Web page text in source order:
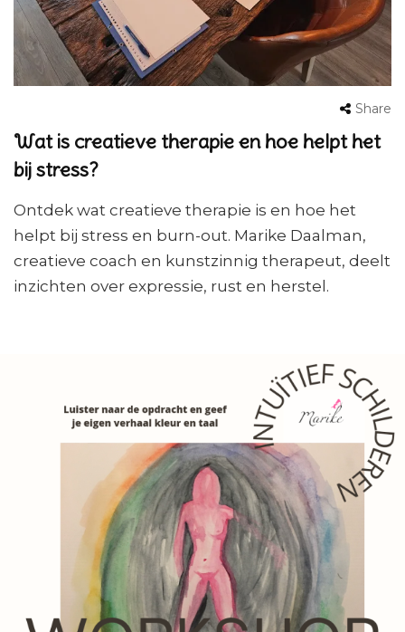
Share
Wat is creatieve therapie en hoe helpt het
bij stress?
Ontdek wat creatieve therapie is en hoe het
helpt bij stress en burn-out. Marike Daalman,
creatieve coach en kunstzinnig therapeut, deelt
inzichten over expressie, rust en herstel.